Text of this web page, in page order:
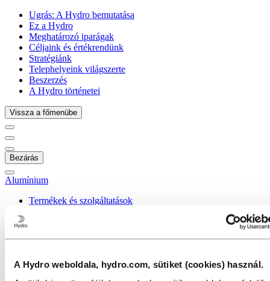
A Hydro weboldala, hydro.com, sütiket (cookies) használ.
Ugrás: A Hydro bemutatása
Ez a Hydro
Meghatározó iparágak
Céljaink és értékrendünk
Stratégiánk
Telephelyeink világszerte
Beszerzés
A Hydro történetei
Vissza a főmenübe
Bezárás
Alumínium
Termékek és szolgáltatások
Alacsony szén-dioxid-kibocsátású és újrahasznosított
Egyedi gyártású szerszámok